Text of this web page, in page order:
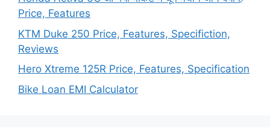
Price, Features
KTM Duke 250 Price, Features, Specifiction,
Reviews
Hero Xtreme 125R Price, Features, Specification
Bike Loan EMI Calculator